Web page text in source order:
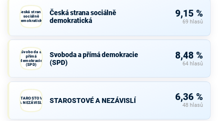
Česká strana
sociálně
demokratická
Česká strana sociálně
demokratická
9,15 %
69 hlasů
Svoboda a
přímá
demokracie
(SPD)
Svoboda a přímá demokracie
(SPD)
8,48 %
64 hlasů
STAROSTOVÉ
A NEZÁVISLÍ
STAROSTOVÉ A NEZÁVISLÍ 6,36 %
48 hlasů